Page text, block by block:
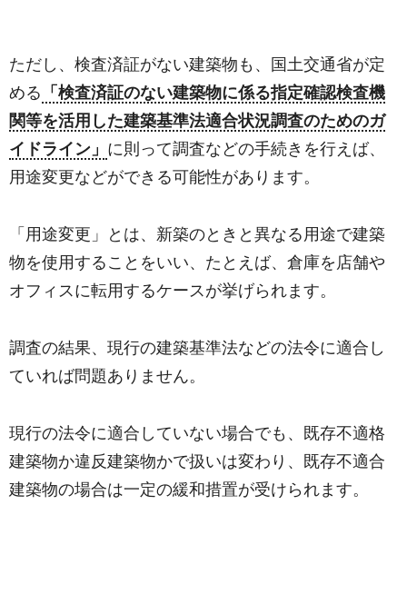
ただし、検査済証がない建築物も、国土交通省が定
める 「検査済証のない建築物に係る指定確認検査機
関等を活用した建築基準法適合状況調査のためのガ
イドライン」 に則って調査などの手続きを行えば、
用途変更などができる可能性があります。
「用途変更」とは、新築のときと異なる用途で建築
物を使用することをいい、たとえば、倉庫を店舗や
オフィスに転用するケースが挙げられます。
調査の結果、現行の建築基準法などの法令に適合し
ていれば問題ありません。
現行の法令に適合していない場合でも、既存不適格
建築物か違反建築物かで扱いは変わり、既存不適合
建築物の場合は一定の緩和措置が受けられます。